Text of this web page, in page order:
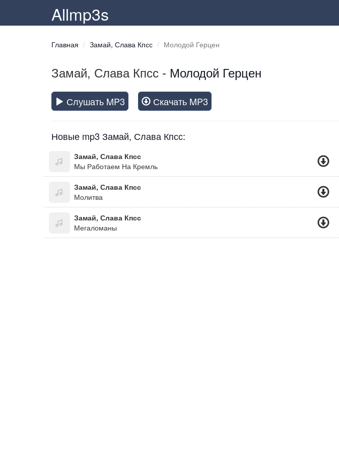
Allmp3s
Главная Замай, Слава Кпсс Молодой Герцен
Замай, Слава Кпсс - Молодой Герцен
Слушать MP3 Скачать MP3
Новые mp3 Замай, Слава Кпсс:
Замай, Слава Кпсс
Мы Работаем На Кремль
Замай, Слава Кпсс
Молитва
Замай, Слава Кпсс
Мегаломаны